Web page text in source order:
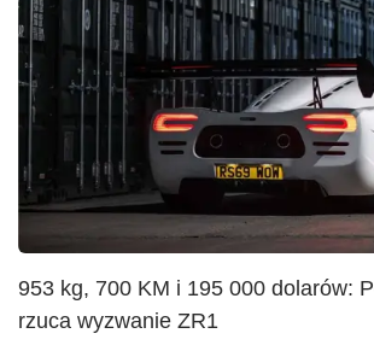
953 kg, 700 KM i 195 000 dolarów:
rzuca wyzwanie ZR1